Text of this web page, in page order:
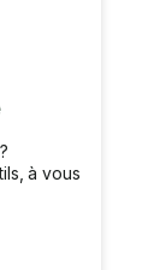
à vous